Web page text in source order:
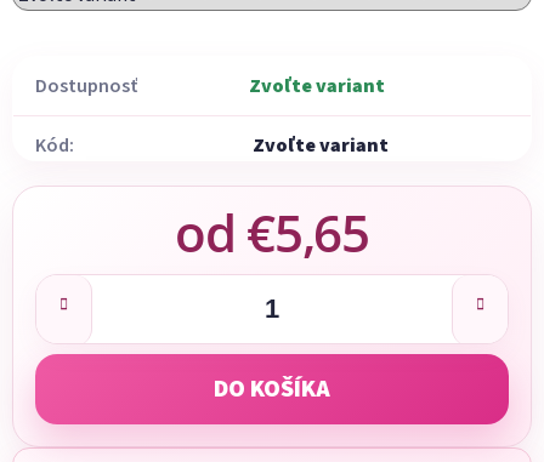
Dostupnosť Zvoľte variant
Kód: Zvoľte variant
od €5,65
Jednotková cena:
DO KOŠÍKA